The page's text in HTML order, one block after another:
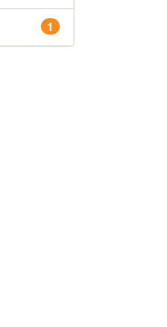
1